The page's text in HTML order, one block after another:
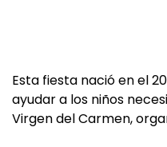
Esta fiesta nació en el
ayudar a los niños
Virgen del Carmen,